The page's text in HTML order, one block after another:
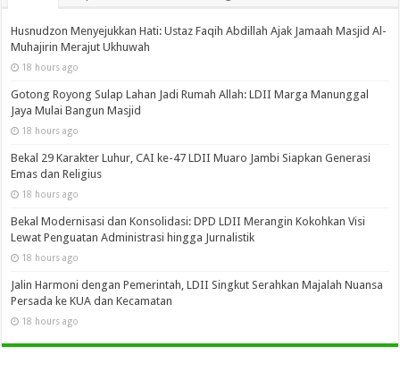
Husnudzon Menyejukkan Hati: Ustaz Faqih Abdillah Ajak Jamaah Masjid Al-
Muhajirin Merajut Ukhuwah
18 hours ago
Gotong Royong Sulap Lahan Jadi Rumah Allah: LDII Marga Manunggal
Jaya Mulai Bangun Masjid
18 hours ago
Bekal 29 Karakter Luhur, CAI ke-47 LDII Muaro Jambi Siapkan Generasi
Emas dan Religius
18 hours ago
Bekal Modernisasi dan Konsolidasi: DPD LDII Merangin Kokohkan Visi
Lewat Penguatan Administrasi hingga Jurnalistik
18 hours ago
Jalin Harmoni dengan Pemerintah, LDII Singkut Serahkan Majalah Nuansa
Persada ke KUA dan Kecamatan
18 hours ago